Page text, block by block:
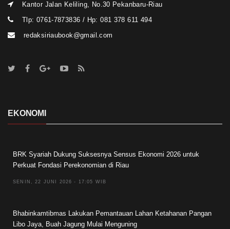
Kantor Jalan Keliling, No.30 Pekanbaru-Riau
Tlp: 0761-7873836 / Hp: 081 378 611 494
redaksiriaubook@gmail.com
EKONOMI
BRK Syariah Dukung Suksesnya Sensus Ekonomi 2026 untuk
Perkuat Fondasi Perekonomian di Riau
SENIN, 22 JUNI 2026 - 17:05 WIB
Bhabinkamtibmas Lakukan Pemantauan Lahan Ketahanan Pangan
Libo Jaya, Buah Jagung Mulai Menguning